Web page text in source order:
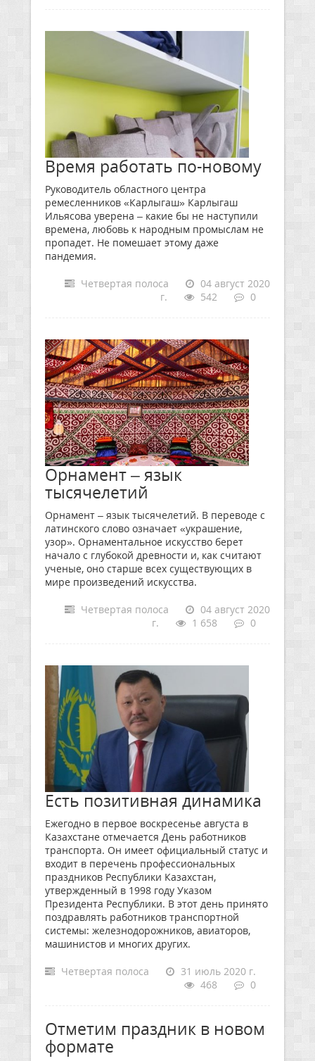
Время работать по-новому
Руководитель областного центра
ремесленников «Карлыгаш» Карлыгаш
Ильясова уверена – какие бы не наступили
времена, любовь к народным промыслам не
пропадет. Не помешает этому даже
пандемия.
Четвертая полоса
04 август 2020
г.
542 0
Орнамент – язык
тысячелетий
Орнамент – язык тысячелетий. В переводе с
латинского слово означает «украшение,
узор». Орнаментальное искусство берет
начало с глубокой древности и, как считают
ученые, оно старше всех существующих в
мире произведений искусства.
Четвертая полоса
04 август 2020
г.
1 658 0
Есть позитивная динамика
Ежегодно в первое воскресенье августа в
Казахстане отмечается День работников
транспорта. Он имеет официальный статус и
входит в перечень профессиональных
праздников Республики Казахстан,
утвержденный в 1998 году Указом
Президента Республики. В этот день принято
поздравлять работников транспортной
системы: железнодорожников, авиаторов,
машинистов и многих других.
Четвертая полоса
31 июль 2020 г.
468
0
Отметим праздник в новом
формате